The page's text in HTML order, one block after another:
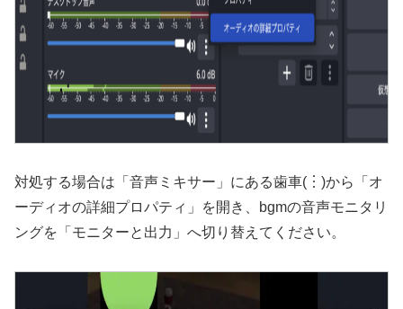
対処する場合は「音声ミキサー」にある歯車(︙)から「オ
ーディオの詳細プロパティ」を開き、bgmの音声モニタリ
ングを「モニターと出力」へ切り替えてください。